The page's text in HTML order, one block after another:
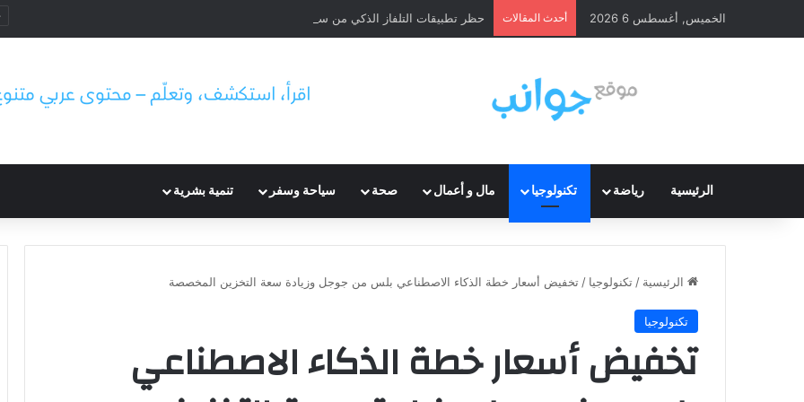
الخميس, أغسطس 6 2026 أحدث المقالات حظر تطبيقات التلفاز الذكي من سامسونج لحماية الخصوصية
الرئيسية رياضة تكنولوجيا مال و أعمال صحة سياحة وسفر تنمية بشرية
الرئيسية /تكنولوجيا /تخفيض أسعار خطة الذكاء الاصطناعي بلس من جوجل وزيادة سعة التخزين المخصصة
تكنولوجيا
تخفيض أسعار خطة الذكاء الاصطناعي